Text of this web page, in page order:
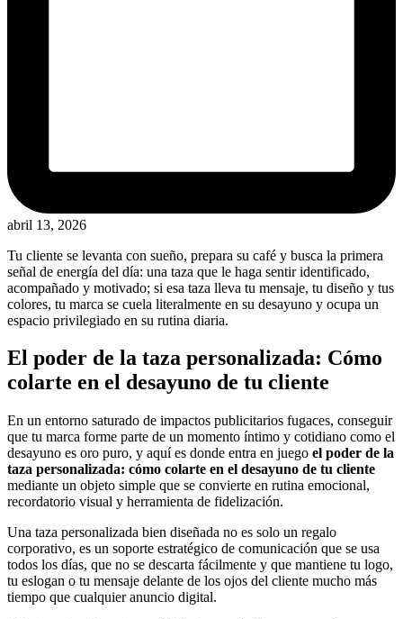
abril 13, 2026
Tu cliente se levanta con sueño, prepara su café y busca la primera
señal de energía del día: una taza que le haga sentir identificado,
acompañado y motivado; si esa taza lleva tu mensaje, tu diseño y tus
colores, tu marca se cuela literalmente en su desayuno y ocupa un
espacio privilegiado en su rutina diaria.
El poder de la taza personalizada: Cómo
colarte en el desayuno de tu cliente
En un entorno saturado de impactos publicitarios fugaces, conseguir
que tu marca forme parte de un momento íntimo y cotidiano como el
desayuno es oro puro, y aquí es donde entra en juego el poder de la
taza personalizada: cómo colarte en el desayuno de tu cliente
mediante un objeto simple que se convierte en rutina emocional,
recordatorio visual y herramienta de fidelización.
Una taza personalizada bien diseñada no es solo un regalo
corporativo, es un soporte estratégico de comunicación que se usa
todos los días, que no se descarta fácilmente y que mantiene tu logo,
tu eslogan o tu mensaje delante de los ojos del cliente mucho más
tiempo que cualquier anuncio digital.